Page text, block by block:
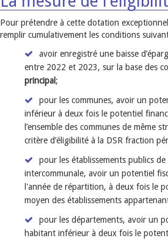
Pour prétendre à cette dotation
remplir cumulativement les conditions
avoir enregistré une baisse
entre 2022 et 2023, sur la base des
principal ;
pour les communes, avoir un
inférieur à deux fois le potentiel
l’ensemble des communes de même
critère d’éligibilité à la DSR fraction
pour les établissements publics
intercommunale, avoir un potentiel
l'année de répartition, à deux fois le
moyen des établissements
pour les départements, avoir un
habitant inférieur à deux fois le